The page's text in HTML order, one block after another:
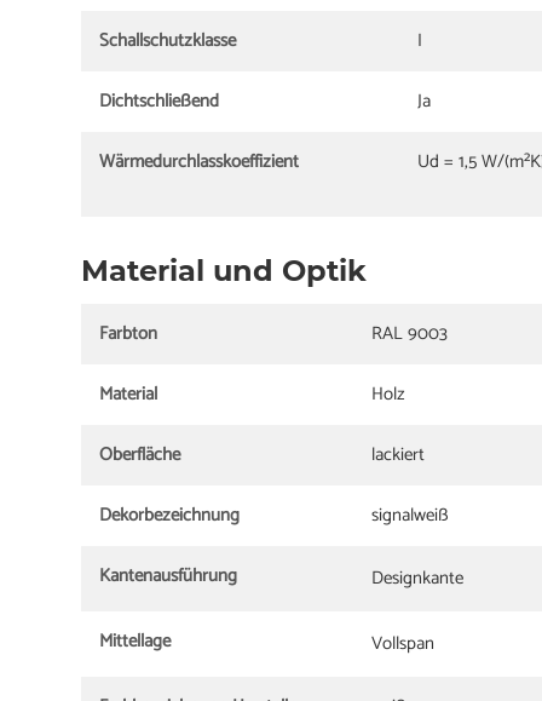
Schallschutzklasse
I
Dichtschließend
Ja
Wärmedurchlasskoeffizient
Ud = 1,5 W/
Material und Optik
Farbton
RAL 9003
Material
Holz
Oberfläche
lackiert
Dekorbezeichnung
signalweiß
Kantenausführung
Designkante
Mittellage Vollspan